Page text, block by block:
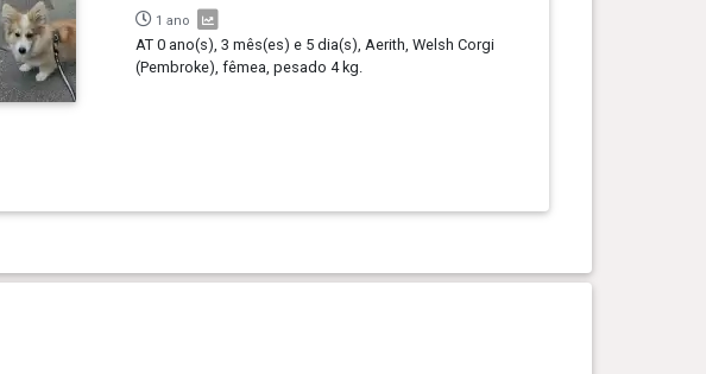
1 ano
AT 0 ano(s), 3 mês(es) e 5 dia(s), Aerith, Welsh Corgi
(Pembroke), fêmea, pesado 4 kg.